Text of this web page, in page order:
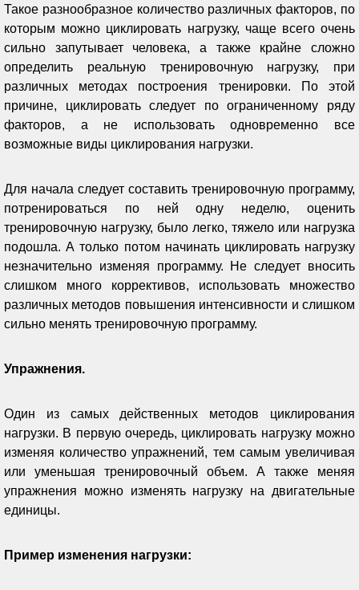
Такое разнообразное количество различных факторов, по
которым можно циклировать нагрузку, чаще всего очень
сильно запутывает человека, а также крайне сложно
определить реальную тренировочную нагрузку, при
различных методах построения тренировки. По этой
причине, циклировать следует по ограниченному ряду
факторов, а не использовать одновременно все
возможные виды циклирования нагрузки.
Для начала следует составить тренировочную программу,
потренироваться по ней одну неделю, оценить
тренировочную нагрузку, было легко, тяжело или нагрузка
подошла. А только потом начинать циклировать нагрузку
незначительно изменяя программу. Не следует вносить
слишком много коррективов, использовать множество
различных методов повышения интенсивности и слишком
сильно менять тренировочную программу.
Упражнения.
Один из самых действенных методов циклирования
нагрузки. В первую очередь, циклировать нагрузку можно
изменяя количество упражнений, тем самым увеличивая
или уменьшая тренировочный объем. А также меняя
упражнения можно изменять нагрузку на двигательные
единицы.
Пример изменения нагрузки: